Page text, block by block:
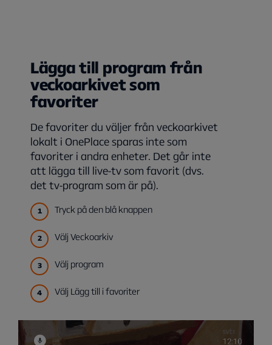
Lägga till program från
veckoarkivet som
favoriter
De favoriter du väljer från veckoarkivet
lokalt i OnePlace sparas inte som
favoriter i andra enheter. Det går inte
att lägga till live-tv som favorit (dvs.
det tv-program som är på).
Tryck på den blå knappen
Välj Veckoarkiv
Välj program
Välj Lägg till i favoriter